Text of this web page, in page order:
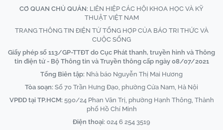
CƠ QUAN CHỦ QUẢN: LIÊN HIỆP CÁC HỘI KHOA HỌC VÀ KỸ
THUẬT VIỆT NAM
TRANG THÔNG TIN ĐIỆN TỬ TỔNG HỢP CỦA BÁO TRI THỨC VÀ
CUỘC SỐNG
Giấy phép số 113/GP-TTĐT do Cục Phát thanh, truyền hình và Thông
tin điện tử - Bộ Thông tin và Truyền thông cấp ngày 08/07/2021
Tổng Biên tập: Nhà báo Nguyễn Thị Mai Hương
Tòa soạn: Số 70 Trần Hưng Đạo, phường Cửa Nam, Hà Nội
VPĐD tại TP.HCM: 590/24 Phan Văn Trị, phường Hạnh Thông, Thành
phố Hồ Chí Minh
Điện thoại: 024 6 254 3519